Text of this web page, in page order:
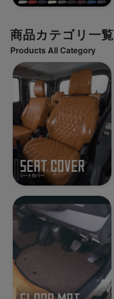
商品カテゴリ一覧
Products All Category